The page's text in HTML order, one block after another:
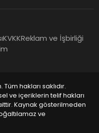
KVKKReklam ve İşbirliği
hakları saklıdır.
ve içeriklerin telif hakları
Kaynak gösterilmeden
ve